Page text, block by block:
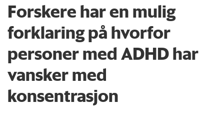
Forskere har en mulig
forklaring på hvorfor
personer med ADHD har
vansker med
konsentrasjon